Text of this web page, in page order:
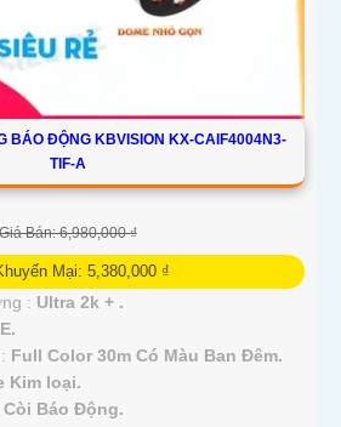
BÁO ĐỘNG KBVISION KX-CAIF4004N3-
TIF-A
Bán: 6,980,000 ₫
Mại: 5,380,000 ₫
: Ultra 2k + .
Full Color 30m Có Màu Ban Ðêm.
Kim loại.
Báo Động.